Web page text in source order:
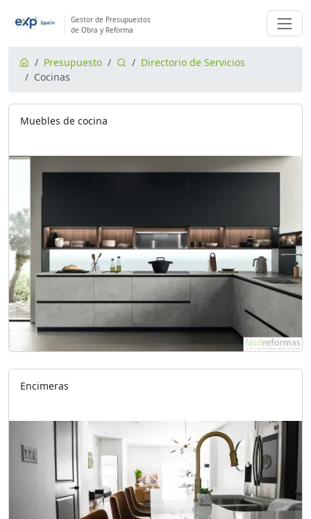
Gestor de Presupuestos
de Obra y Reforma
Presupuesto
Directorio de Servicios
Cocinas
Muebles de cocina
Encimeras